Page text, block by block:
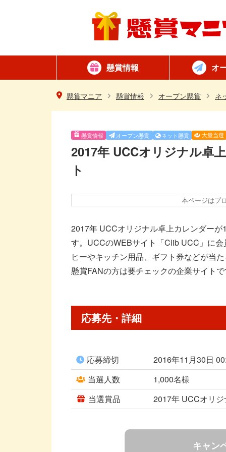
懸賞情報
ネット懸賞
はがき懸賞
懸賞カテゴリ一覧
オ
簡
毎
懸賞マニア 懸賞情報 オープン懸賞 ネ
懸賞情報 オープン懸賞 ネット懸賞 大量当選
2017年 UCCオリジナル卓
ト
本ページはプ
2017年 UCCオリジナル卓上カレンダー
す。UCCのWEBサイト「Clib UCC」に
ヒーやキッチン用品、ギフト券などが当
懸賞FANの方は要チェックの企業サイト
応募先・詳細
応募締切
2016年11月30日
当選人数
1,000名様
当選賞品
2017年 UCCオリ
キャン